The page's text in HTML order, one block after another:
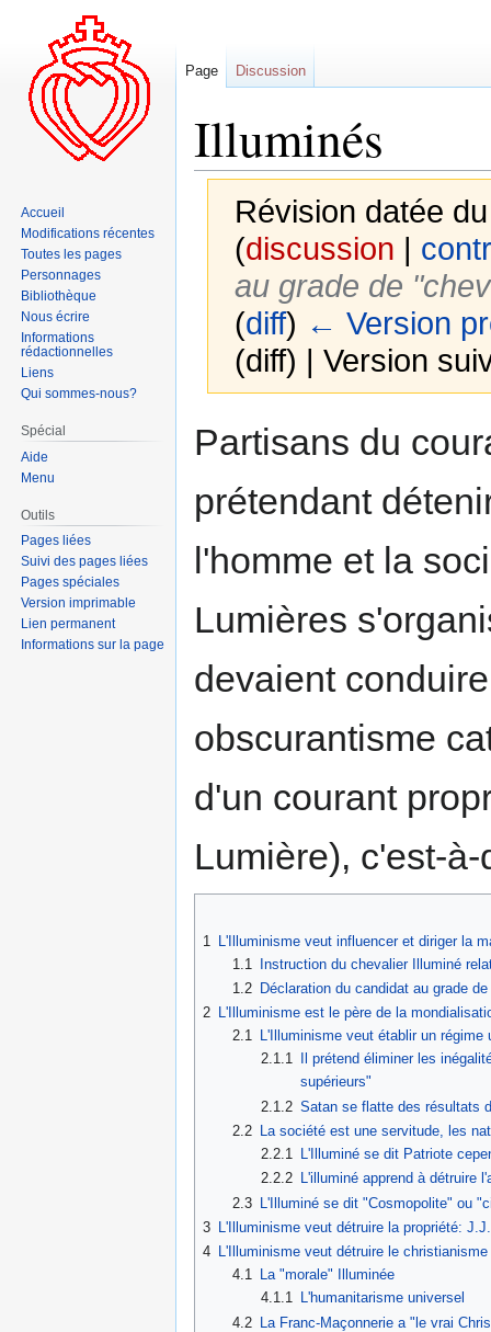
Illuminés
Révision datée
(discussion |
au grade de
(diff) ← Version
(diff) | Version
à
navigation
à
recherche
Partisans du
prétendant
l'homme et la
Lumières
devaient
obscurantisme
d'un courant
Lumière), c'est-
1
L'Illuminisme veut influencer et diriger la
1.1
Instruction du chevalier Illuminé
1.2
Déclaration du candidat au grade
2 L'Illuminisme est le père de la
2.1
L'Illuminisme veut établir un régime
2.1.1
Il prétend éliminer les
supérieurs"
2.1.2 Satan se flatte des résultats
2.2
La société est une servitude, les
2.2.1
L'Illuminé se dit Patriote
2.2.2 L'illuminé apprend à détruire
2.3 L'Illuminé se dit "Cosmopolite" ou
3
L'Illuminisme veut détruire la propriété:
4 L'Illuminisme veut détruire le christianisme
4.1
La "morale" Illuminée
4.1.1 L'humanitarisme universel
4.2 La Franc-Maçonnerie a "le vrai
Page Discussion
Accueil
Modifications récentes
Toutes les pages
Personnages
Bibliothèque
Nous écrire
Informations
rédactionnelles
Liens
Qui sommes-nous?
Spécial
Aide
Menu
Outils
Pages liées
Suivi des pages liées
Pages spéciales
Version imprimable
Lien permanent
Informations sur la page